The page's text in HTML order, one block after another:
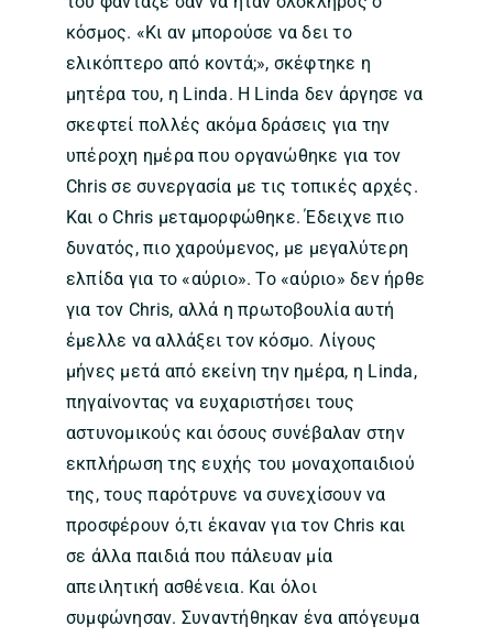
κόσμος. «Κι αν μπορούσε να δει το
ελικόπτερο από κοντά;», σκέφτηκε η
μητέρα του, η Linda. Η Linda δεν άργησε να
σκεφτεί πολλές ακόμα δράσεις για την
υπέροχη ημέρα που οργανώθηκε για τον
Chris σε συνεργασία με τις τοπικές αρχές.
Και ο Chris μεταμορφώθηκε. Έδειχνε πιο
δυνατός, πιο χαρούμενος, με μεγαλύτερη
ελπίδα για το «αύριο». Το «αύριο» δεν ήρθε
για τον Chris, αλλά η πρωτοβουλία αυτή
έμελλε να αλλάξει τον κόσμο. Λίγους
μήνες μετά από εκείνη την ημέρα, η Linda,
πηγαίνοντας να ευχαριστήσει τους
αστυνομικούς και όσους συνέβαλαν στην
εκπλήρωση της ευχής του μοναχοπαιδιού
της, τους παρότρυνε να συνεχίσουν να
προσφέρουν ό,τι έκαναν για τον Chris και
σε άλλα παιδιά που πάλευαν μία
απειλητική ασθένεια. Και όλοι
συμφώνησαν. Συναντήθηκαν ένα απόγευμα